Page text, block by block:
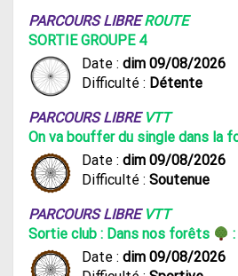
PARCOURS LIBREROUTE
SORTIE GROUPE 4
Date : dim 09/08/2026
Difficulté : Détente
PARCOURS LIBRE VTT
On va bouffer du single dans la
Date : dim 09/08/2026
Difficulté : Soutenue
PARCOURS LIBRE VTT
Sortie club : Dans nos forêts
Date : dim 09/08/2026